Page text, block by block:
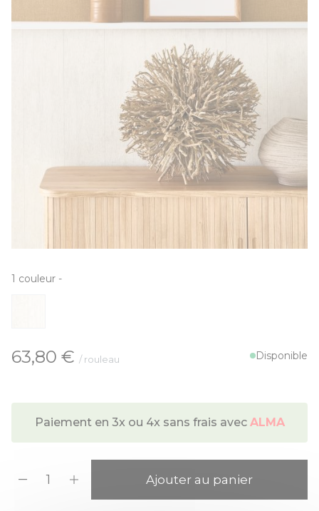
1 couleur -
À partir de:
63,80 € / rouleau Disponible
Paiement en 3x ou 4x sans frais avec ALMA
Ajouter au panier